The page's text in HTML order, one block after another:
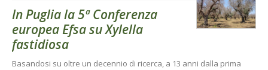
In Puglia la 5ª Conferenza
europea Efsa su Xylella
fastidiosa
Basandosi su oltre un decennio di ricerca, a 13 anni dalla prima